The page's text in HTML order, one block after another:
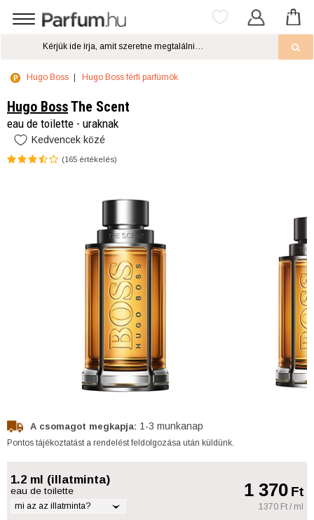
Hugo Boss Hugo Boss férfi parfümök
Hugo BossThe Scent
eau de toilette - uraknak
Kedvencek közé
(165 értékelés)
A csomagot megkapja: 1-3 munkanap
Pontos tájékoztatást a rendelést feldolgozása után küldünk.
1.2 ml (illatminta)
eau de toilette
mi az az illatminta?
1 370Ft
1370 Ft / ml